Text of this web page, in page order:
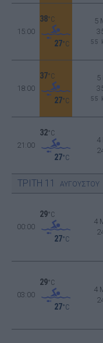
15:00
38°C
27°C
5
55
18:00
37°C
27°C 55
21:00
32°C
27°C
4
ΤΡΙΤΗ 11 ΑΥΓΟΥΣΤΟΥ
00:00
29°C
27°C
4
03:00
29°C
27°C
4